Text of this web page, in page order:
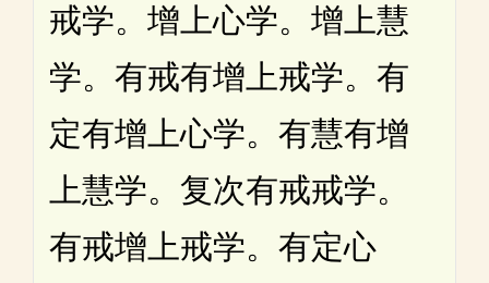
戒学。增上心学。增上慧
学。有戒有增上戒学。有
定有增上心学。有慧有增
上慧学。复次有戒戒学。
有戒增上戒学。有定心